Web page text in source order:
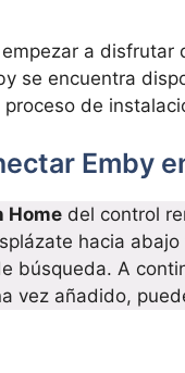
a
se encuentra
de
Emby
Home del control
hacia abajo
búsqueda. A
vez añadido,